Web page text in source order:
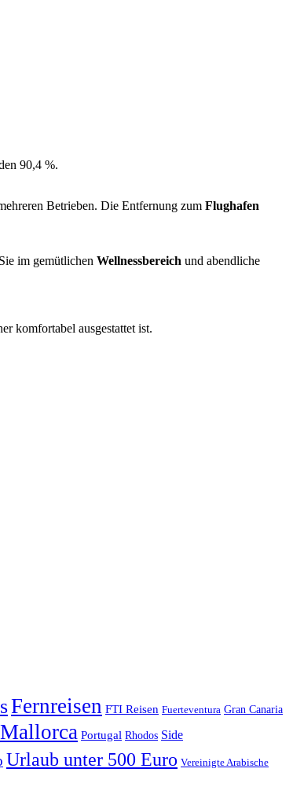
90,4 %.
Betrieben. Die Entfernung zum Flughafen
im gemütlichen Wellnessbereich und abendliche
komfortabel ausgestattet ist.
Fernreisen FTI Reisen Fuerteventura Gran Canaria
Mallorca Portugal Rhodos Side
Urlaub unter 500 Euro Vereinigte Arabische